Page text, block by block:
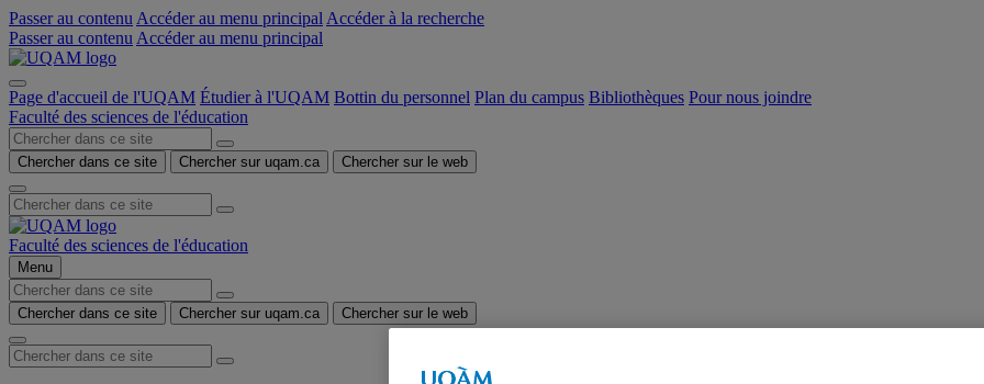
Passer au contenu Accéder au menu principal Accéder à la recherche
Passer au contenu Accéder au menu principal
Page d'accueil de l'UQAM Étudier à l'UQAM Bottin du personnel Plan du campus Bibliothèques Pour nous joindre
Faculté des sciences de l'éducation
Chercher dans ce site Chercher sur uqam.ca Chercher sur le web
Faculté des sciences de l'éducation
Menu
Chercher dans ce site Chercher sur uqam.ca Chercher sur le web